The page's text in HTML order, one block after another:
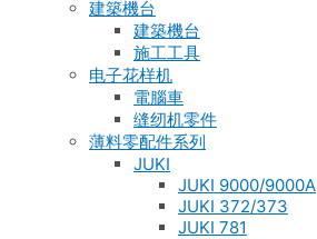
建築機台
建築機台
施工工具
电子花样机
電腦車
缝纫机零件
薄料零配件系列
JUKI
JUKI 9000/9000A
JUKI 372/373
JUKI 781